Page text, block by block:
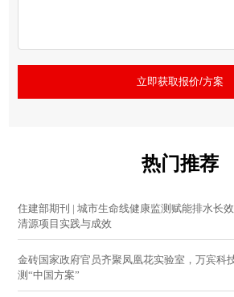
立即获取报价/方案
热门推荐
住建部期刊 | 城市生命线健康监测赋能排水长
清源项目实践与成效
金砖国家政府官员齐聚凤凰花实验室，万宾科
测“中国方案”